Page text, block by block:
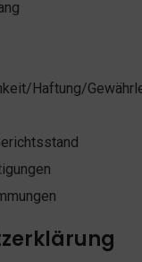
Haftung/